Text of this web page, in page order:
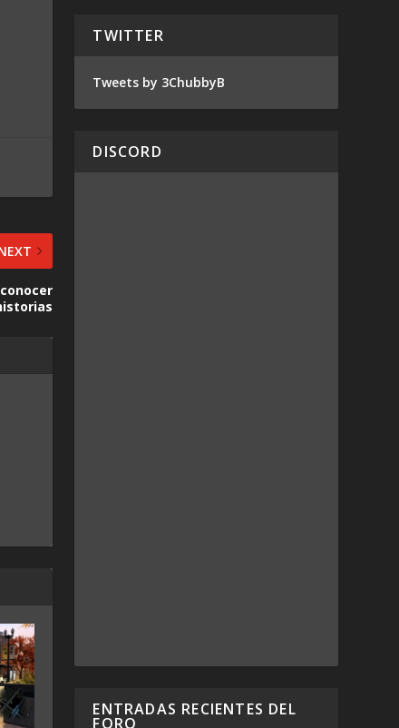
TWITTER
Tweets by 3ChubbyB
DISCORD
ENTRADAS RECIENTES DEL
FORO